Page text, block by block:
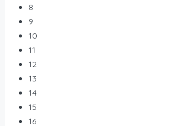
8
9
10
11
12
13
14
15
16